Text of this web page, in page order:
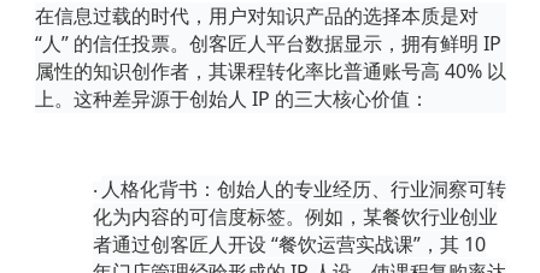
在信息过载的时代，用户对知识产品的选择本质是对
“人” 的信任投票。创客匠人平台数据显示，拥有鲜明 IP
属性的知识创作者，其课程转化率比普通账号高 40% 以
上。这种差异源于创始人 IP 的三大核心价值：
· 人格化背书 ：创始人的专业经历、行业洞察可转
化为内容的可信度标签。例如，某餐饮行业创业
者通过创客匠人开设 “餐饮运营实战课”，其 10